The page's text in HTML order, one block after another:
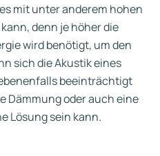
mit unter anderem hohen
denn je höher die
wird benötigt, um den
sich die Akustik eines
beeinträchtigt
Dämmung oder auch eine
Lösung sein kann.